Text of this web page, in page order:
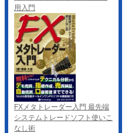
用入門
FXメタトレーダー入門 最先端
システムトレードソフト使いこ
なし術